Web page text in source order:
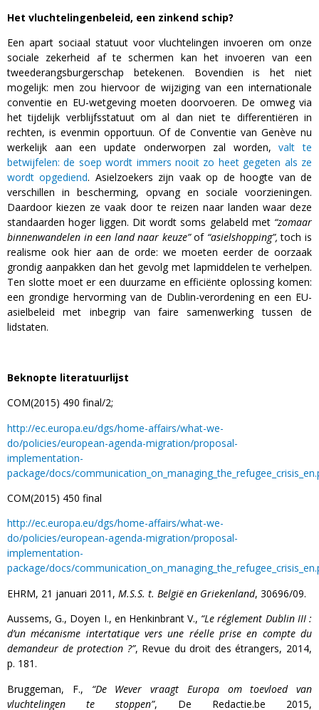
Het vluchtelingenbeleid, een zinkend schip?
Een apart sociaal statuut voor vluchtelingen invoeren om onze
sociale zekerheid af te schermen kan het invoeren van een
tweederangsburgerschap betekenen. Bovendien is het niet
mogelijk: men zou hiervoor de wijziging van een internationale
conventie en EU-wetgeving moeten doorvoeren. De omweg via
het tijdelijk verblijfsstatuut om al dan niet te differentiëren in
rechten, is evenmin opportuun. Of de Conventie van Genève nu
werkelijk aan een update onderworpen zal worden,valt te
betwijfelen: de soep wordt immers nooit zo heet gegeten als ze
wordt opgediend. Asielzoekers zijn vaak op de hoogte van de
verschillen in bescherming, opvang en sociale voorzieningen.
Daardoor kiezen ze vaak door te reizen naar landen waar deze
standaarden hoger liggen. Dit wordt soms gelabeld met “zomaar
binnenwandelen in een land naar keuze”of “asielshopping”,toch is
realisme ook hier aan de orde: we moeten eerder de oorzaak
grondig aanpakken dan het gevolg met lapmiddelen te verhelpen.
Ten slotte moet er een duurzame en efficiënte oplossing komen:
een grondige hervorming van de Dublin-verordening en een EU-
asielbeleid met inbegrip van faire samenwerking tussen de
lidstaten.
Beknopte literatuurlijst
COM(2015) 490 final/2;
http://ec.europa.eu/dgs/home-affairs/what-we-
do/policies/european-agenda-migration/proposal-
implementation-
package/docs/
COM(2015) 450 final
http://ec.europa.eu/dgs/home-affairs/what-we-
do/policies/european-agenda-migration/proposal-
implementation-
package/docs/
EHRM, 21 januari 2011, M.S.S. t. België en Griekenland, 30696/09.
Aussems, G., Doyen I., en Henkinbrant V., “Le réglement Dublin III :
d’un mécanisme intertatique vers une réelle prise en compte du
demandeur de protection ?”, Revue du droit des étrangers, 2014,
p. 181.
Bruggeman, F., “De Wever vraagt Europa om toevloed van
vluchtelingen te stoppen”, De Redactie.be 2015,